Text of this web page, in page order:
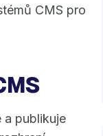
CMS pro
a publikuje